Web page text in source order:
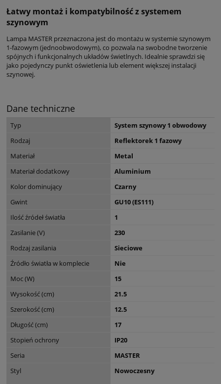
Łatwy montaż i kompatybilność z systemem
szynowym
Lampa MASTER przeznaczona jest do montażu w systemie szynowym
1-fazowym (jednoobwodowym), co pozwala na swobodne tworzenie
spójnych i funkcjonalnych układów świetlnych. Idealnie sprawdzi się
jako pojedynczy punkt oświetlenia lub element większej instalacji
szynowej.
Dane techniczne
Typ
System szynowy 1 obwodowy
Rodzaj
Reflektorek 1 fazowy
Materiał
Metal
Materiał dodatkowy
Aluminium
Kolor dominujący
Czarny
Gwint
GU10 (ES111)
Ilość źródeł światła
1
Zasilanie (V)
230
Rodzaj zasilania
Sieciowe
Źródło światła w komplecie
Nie
Moc (W)
15
Wysokość (cm)
21.5
Szerokość (cm)
12.5
Długość (cm)
17
Stopień ochrony
IP20
Seria
MASTER
Styl
Nowoczesny